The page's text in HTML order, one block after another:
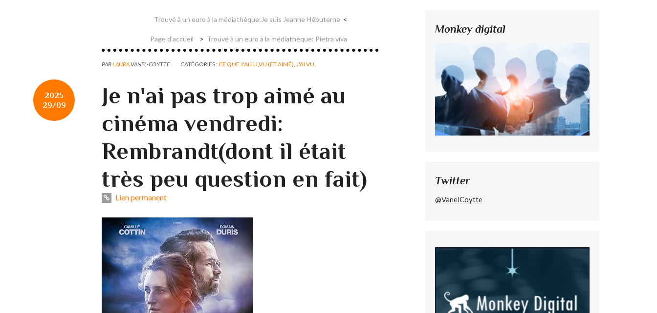
Trouvé à un euro à la médiathèque:Je suis Jeanne Hébuterne
Page d'accueil Trouvé à un euro à la médiathèque: Pietra viva
PARLAURA VANEL-COYTTE CATÉGORIES :CE QUE J'AI LU,VU (ET AIMÉ) J'AI VU
2025
29/09
Je n'ai pas trop aimé au
cinéma vendredi:
Rembrandt(dont il était
très peu question en fait)
Lien permanent
Monkey digital
Twitter
@VanelCoytte